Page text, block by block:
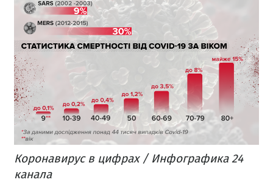
Коронавирус в цифрах / Инфографика 24
канала